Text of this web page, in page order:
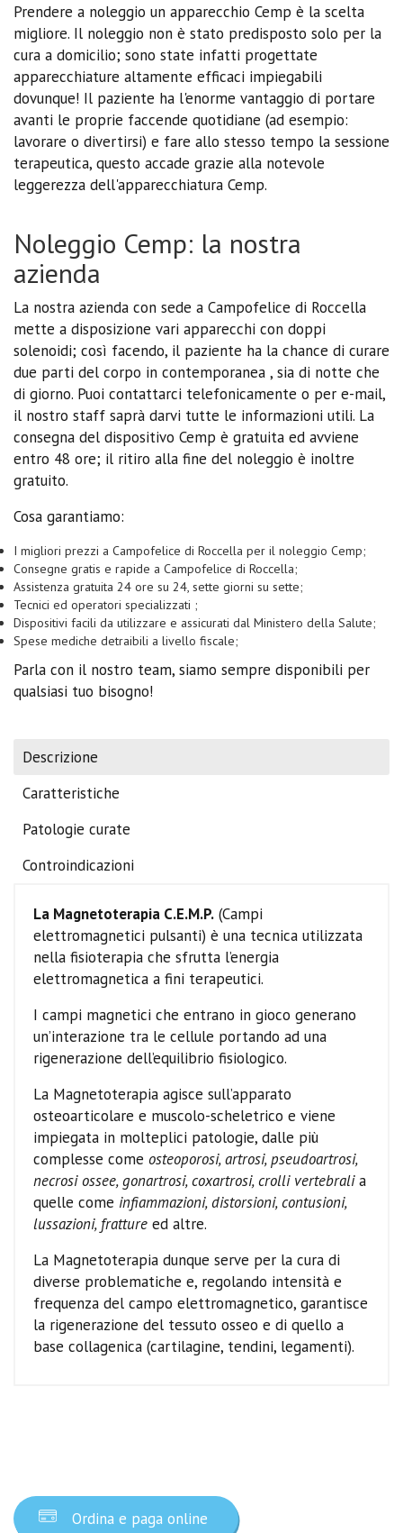
Prendere a noleggio un apparecchio Cemp è la scelta
migliore. Il noleggio non è stato predisposto solo per la
cura a domicilio; sono state infatti progettate
apparecchiature altamente efficaci impiegabili
dovunque! Il paziente ha l'enorme vantaggio di portare
avanti le proprie faccende quotidiane (ad esempio:
lavorare o divertirsi) e fare allo stesso tempo la sessione
terapeutica, questo accade grazie alla notevole
leggerezza dell'apparecchiatura Cemp.
Noleggio Cemp: la nostra
azienda
La nostra azienda con sede a Campofelice di Roccella
mette a disposizione vari apparecchi con doppi
solenoidi; così facendo, il paziente ha la chance di curare
due parti del corpo in contemporanea , sia di notte che
di giorno. Puoi contattarci telefonicamente o per e-mail,
il nostro staff saprà darvi tutte le informazioni utili. La
consegna del dispositivo Cemp è gratuita ed avviene
entro 48 ore; il ritiro alla fine del noleggio è inoltre
gratuito.
Cosa garantiamo:
I migliori prezzi a Campofelice di Roccella per il noleggio Cemp;
Consegne gratis e rapide a Campofelice di Roccella;
Assistenza gratuita 24 ore su 24, sette giorni su sette;
Tecnici ed operatori specializzati ;
Dispositivi facili da utilizzare e assicurati dal Ministero della Salute;
Spese mediche detraibili a livello fiscale;
Parla con il nostro team, siamo sempre disponibili per
qualsiasi tuo bisogno!
Descrizione
Caratteristiche
Patologie curate
Controindicazioni
La Magnetoterapia C.E.M.P. (Campi
elettromagnetici pulsanti) è una tecnica utilizzata
nella fisioterapia che sfrutta l’energia
elettromagnetica a fini terapeutici.
I campi magnetici che entrano in gioco generano
un’interazione tra le cellule portando ad una
rigenerazione dell’equilibrio fisiologico.
La Magnetoterapia agisce sull’apparato
osteoarticolare e muscolo-scheletrico e viene
impiegata in molteplici patologie, dalle più
complesse come osteoporosi, artrosi, pseudoartrosi,
necrosi ossee, gonartrosi, coxartrosi, crolli vertebralia
quelle come infiammazioni, distorsioni, contusioni,
lussazioni, fratture ed altre.
La Magnetoterapia dunque serve per la cura di
diverse problematiche e, regolando intensità e
frequenza del campo elettromagnetico, garantisce
la rigenerazione del tessuto osseo e di quello a
base collagenica (cartilagine, tendini, legamenti).
Ordina e paga online